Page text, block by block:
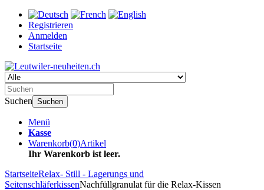
Registrieren
Anmelden
Startseite
Suchen Suchen
Menü
Kasse
Warenkorb(0)Artikel
Ihr Warenkorb ist leer.
StartseiteRelax- Still - Lagerungs und
SeitenschläferkissenNachfüllgranulat für die Relax-Kissen